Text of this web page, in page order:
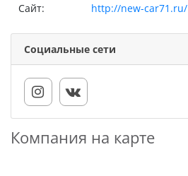
Сайт: http://new-car71.ru/
Социальные сети
Компания на карте